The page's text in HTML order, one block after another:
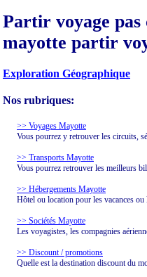
Partir voyage
mayotte partir
Exploration Géographique
Nos rubriques:
>> Voyages Mayotte
Vous pourrez y retrouver les circuits,
>> Transports Mayotte
Vous pourrez retrouver les meilleurs
>> Hébergements Mayotte
Hôtel ou location pour les vacances ou
>> Sociétés Mayotte
Les voyagistes, les compagnies
>> Discount / promotions
Quelle est la destination discount du